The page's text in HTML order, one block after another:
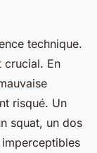
technique.
crucial. En
risqué. Un
squat, un dos